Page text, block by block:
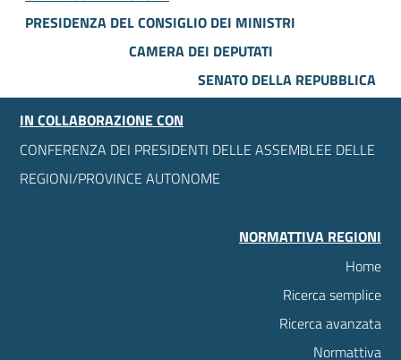
PRESIDENZA DEL CONSIGLIO DEI MINISTRI
CAMERA DEI DEPUTATI
SENATO DELLA REPUBBLICA
IN COLLABORAZIONE CON
CONFERENZA DEI PRESIDENTI DELLE ASSEMBLEE DELLE
REGIONI/PROVINCE AUTONOME
NORMATTIVA REGIONI
Home
Ricerca semplice
Ricerca avanzata
Normattiva